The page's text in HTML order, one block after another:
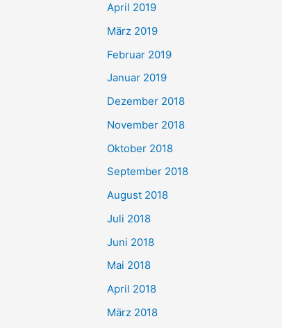
April 2019
März 2019
Februar 2019
Januar 2019
Dezember 2018
November 2018
Oktober 2018
September 2018
August 2018
Juli 2018
Juni 2018
Mai 2018
April 2018
März 2018